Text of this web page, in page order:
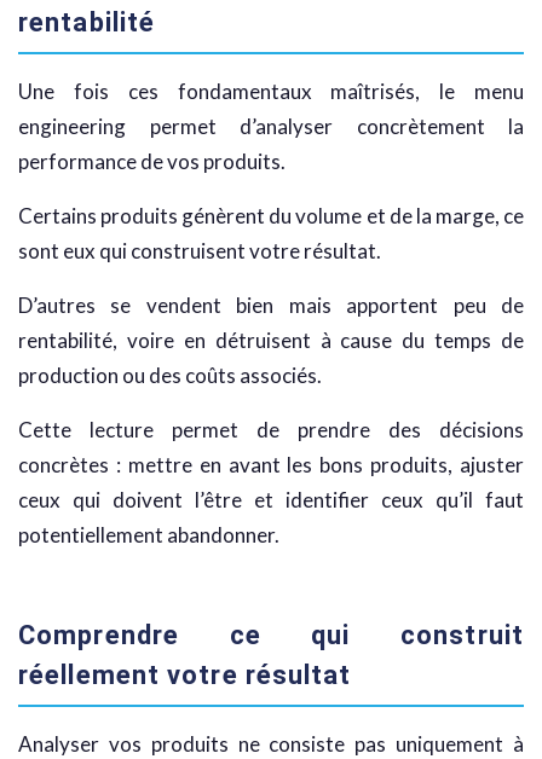
rentabilité
Une fois ces fondamentaux maîtrisés, le menu
engineering permet d’analyser concrètement la
performance de vos produits.
Certains produits génèrent du volume et de la marge, ce
sont eux qui construisent votre résultat.
D’autres se vendent bien mais apportent peu de
rentabilité, voire en détruisent à cause du temps de
production ou des coûts associés.
Cette lecture permet de prendre des décisions
concrètes : mettre en avant les bons produits, ajuster
ceux qui doivent l’être et identifier ceux qu’il faut
potentiellement abandonner.
Comprendre ce qui construit
réellement votre résultat
Analyser vos produits ne consiste pas uniquement à